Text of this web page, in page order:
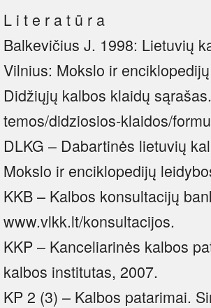
L i t e r a t ū r a
Balkevičius J. 1998: Lietuvių
Vilnius: Mokslo ir
Didžiųjų kalbos klaidų
temos/didziosios-klaidos/
DLKG – Dabartinės lietuvių
Mokslo ir enciklopedijų
KKB – Kalbos konsultacijų
www.vlkk.lt/konsultacijos.
KKP – Kanceliarinės kalbos
kalbos institutas, 2007.
KP 2 (3) – Kalbos patarimai.